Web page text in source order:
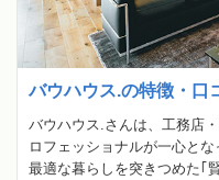
バウハウス.の特徴・口
バウハウス.さんは、工務店
ロフェッショナルが一心と
最適な暮らしを突きつめた｢